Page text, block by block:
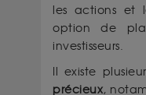
les actions et
option de
investisseurs.
Il existe
précieux,